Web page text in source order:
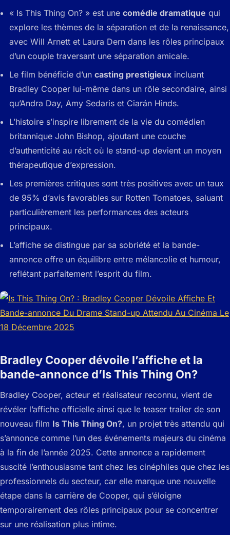
« Is This Thing On? » est une comédie dramatique qui
explore les thèmes de la séparation et de la renaissance,
avec Will Arnett et Laura Dern dans les rôles principaux
d’un couple traversant une séparation amicale.
Le film bénéficie d’un casting prestigieux incluant
Bradley Cooper lui-même dans un rôle secondaire, ainsi
qu’Andra Day, Amy Sedaris et Ciarán Hinds.
L’histoire s’inspire librement de la vie du comédien
britannique John Bishop, ajoutant une couche
d’authenticité au récit où le stand-up devient un moyen
thérapeutique d’expression.
Les premières critiques sont très positives avec un taux
de 95% d’avis favorables sur Rotten Tomatoes, saluant
particulièrement les performances des acteurs
principaux.
L’affiche se distingue par sa sobriété et la bande-
annonce offre un équilibre entre mélancolie et humour,
reflétant parfaitement l’esprit du film.
Bradley Cooper dévoile l’affiche et la
bande-annonce d’Is This Thing On?
Bradley Cooper, acteur et réalisateur reconnu, vient de
révéler l’affiche officielle ainsi que le teaser trailer de son
nouveau film Is This Thing On?, un projet très attendu qui
s’annonce comme l’un des événements majeurs du cinéma
à la fin de l’année 2025. Cette annonce a rapidement
suscité l’enthousiasme tant chez les cinéphiles que chez les
professionnels du secteur, car elle marque une nouvelle
étape dans la carrière de Cooper, qui s’éloigne
temporairement des rôles principaux pour se concentrer
sur une réalisation plus intime.